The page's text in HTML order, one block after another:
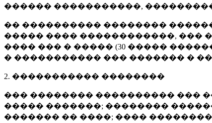
������ �����������,
�� ���������� ��������
����� ���� ������������, ���
���� ��� � ����� (30 �����
� ����������� ��� ������� �
2. ����������� ��������
��� �������� ���������� ���
����� �������; ��������
������� �� ����; ����